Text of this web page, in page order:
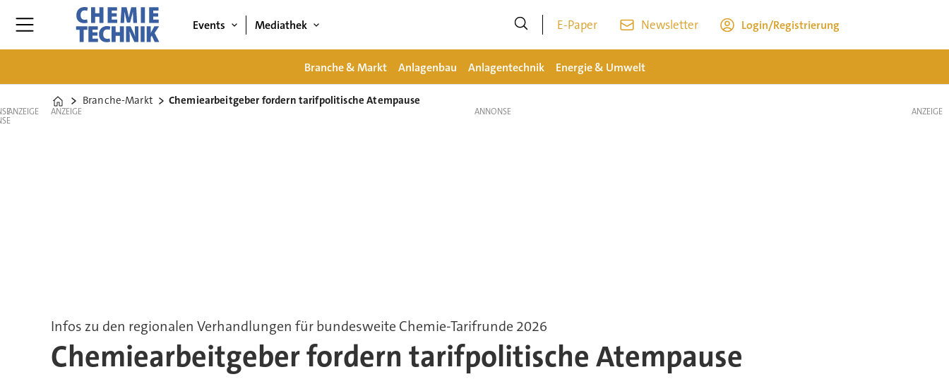
Events Mediathek E-Paper Newsletter Login/Registrierung
Branche & Markt Anlagenbau Anlagentechnik Energie & Umwelt
Home
Branche-Markt Chemiearbeitgeber fordern tarifpolitische Atempause
ANZEIGE ANZEIGE
Infos zu den regionalen Verhandlungen für bundesweite Chemie-Tarifrunde 2026
Chemiearbeitgeber fordern tarifpolitische Atempause
ANZEIGE